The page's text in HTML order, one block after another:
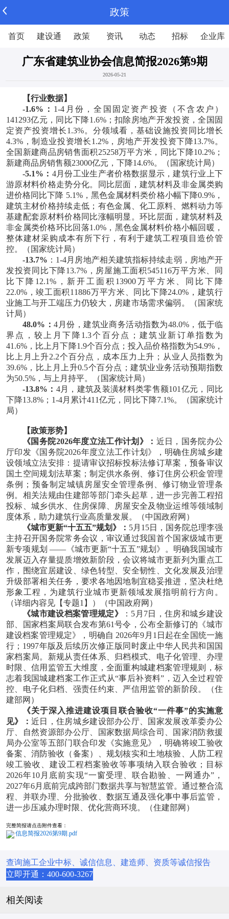
政策
首页 建设通 政策 资讯 动态 招标 企业库
广东省建筑业协会信息简报2026第9期
2026-05-21
【行业数据】
-1.6%： 1-4月份，全国固定资产投资（不含农户）
141293亿元，同比下降1.6%；扣除房地产开发投资，全国固
定资产投资增长1.3%。分领域看，基础设施投资同比增长
4.3%，制造业投资增长1.2%，房地产开发投资下降13.7%。
全国新建商品房销售面积25258万平方米，同比下降10.2%；
新建商品房销售额23000亿元，下降14.6%。
（国家统计局）
-5.1%： 4月份工业生产者价格数据显示，建筑行业上下
游原材料价格走势分化。同比层面，建筑材料及非金属类购
进价格同比下降 5.1%，黑色金属材料类价格小幅下降0.9%，
建筑主材价格持续走低；有色金属、化工原料、燃料动力等
基建配套原材料价格同比涨幅明显。环比层面，建筑材料及
非金属类价格环比回落1.0%，黑色金属材料价格小幅回暖，
整体建材采购成本有所下行，有利于建筑工程项目造价管
控。
（国家统计局）
-13.7% ：1-4月房地产相关建筑指标持续走弱，房地产开
发投资同比下降13.7%，房屋施工面积545116万平方米、同
比下降12.1%，新开工面积13900万平方米、同比下降
22.0%，竣工面积11886万平方米、同比下降24.0%，建筑行
业施工与开工端压力仍较大，房建市场需求偏弱。
（国家统
计局）
48.0%：4月份，建筑业商务活动指数为48.0%，低于临
界点，较上月下降1.3个百分点；建筑业新订单指数为
41.6%，比上月下降1.9个百分点；投入品价格指数为54.9%，
比上月上升2.2个百分点，成本压力上升；从业人员指数为
39.6%，比上月上升0.5个百分点；建筑业业务活动预期指数
为50.5%，与上月持平。
（国家统计局）
-13.8%： 4月，建筑及装潢材料类零售额101亿元，同比
下降13.8%；1-4月累计411亿元，同比下降7.1%。
（国家统计
局）
【政策形势】
《国务院2026年度立法工作计划》： 近日，国务院办公
厅印发《国务院2026年度立法工作计划》，明确住房城乡建
设领域立法安排：提请审议招标投标法修订草案，预备审议
国土空间规划法草案；制定供水条例、修订住房公积金管理
条例；预备制定城镇房屋安全管理条例、修订物业管理条
例。相关法规由住建部等部门牵头起草，进一步完善工程招
投标、城乡供水、住房保障、房屋安全及物业运维等领域制
度体系，助力建筑行业高质量发展。
（中国政府网）
《城市更新“十五五”规划》： 5月15日，国务院总理李强
主持召开国务院常务会议，审议通过我国首个国家级城市更
新专项规划 ——《城市更新“十五五”规划》。明确我国城市
发展迈入存量提质增效新阶段，会议将城市更新列为重点工
作，围绕宜居建设、绿色转型、安全韧性、文化发展及治理
升级部署相关任务，要求各地因地制宜稳妥推进，坚决杜绝
形象工程，为建筑行业城市更新领域发展指明前行方向。
（详细内容见【专题1】）
（中国政府网）
《城市建设档案管理规定》
： 5月7日，住房和城乡建设
部、国家档案局联合发布第61号令，公布全新修订的《城市
建设档案管理规定》，明确自 2026年9月1日起在全国统一施
行；1997年版及后续历次修正版同时废止中华人民共和国国
家档案局。新规从责任体系、归档模式、电子化管理、办理
时限、信用监管五大维度，全面重构城建档案管理规则，标
志着我国城建档案工作正式从“事后补资料”，迈入全过程管
控、电子化归档、强责任约束、严信用监管的新阶段。
（住
建部网）
《关于深入推进建设项目联合验收“一件事”的实施意
见》： 近日，住房城乡建设部办公厅、国家发展改革委办公
厅、自然资源部办公厅、国家数据局综合司、国家消防救援
局办公室等五部门联合印发《实施意见》，明确将竣工验收
备案、消防验收（备案）、规划核实和土地核验、人防工程
竣工验收、建设工程档案验收等事项纳入联合验收；目标
2026年10月底前实现“一窗受理、联合勘验、一网通办”，
2027年6月底前完成跨部门数据共享与智慧监管。通过整合流
程、并联办理、分批验收、数据互通及强化事中事后监管，
进一步压减办理时限、优化营商环境。
（住建部网）
完整简报请点击附件查看：
信息简报2026第9期.pdf
查询施工企业中标、诚信信息、建造师、资质等诚信报告
立即开通：400-600-3267
相关阅读